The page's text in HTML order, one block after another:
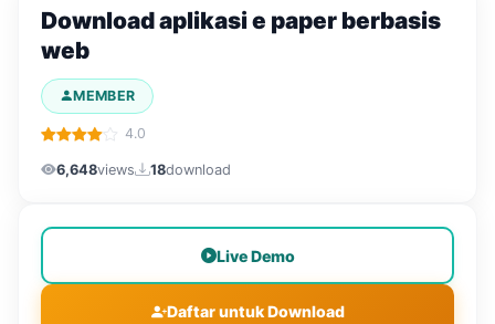
Download aplikasi e paper berbasis
web
MEMBER
4.0
6,648views 18download
Live Demo
Daftar untuk Download